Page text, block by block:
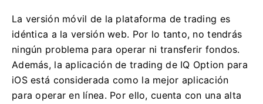
La versión móvil de la plataforma de trading es
idéntica a la versión web. Por lo tanto, no tendrás
ningún problema para operar ni transferir fondos.
Además, la aplicación de trading de IQ Option para
iOS está considerada como la mejor aplicación
para operar en línea. Por ello, cuenta con una alta